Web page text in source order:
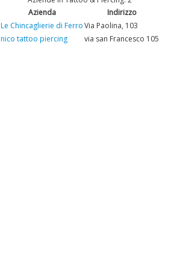
Azienda
Indirizzo
Le Chincaglierie di FerroVia Paolina, 103
nico tattoo piercing
via san Francesco 105